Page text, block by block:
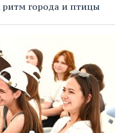
ритм города и птицы